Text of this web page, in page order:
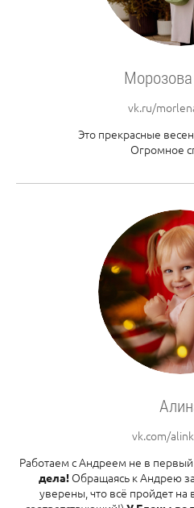
vk.ru/
Это прекрасные
Огромное
vk.com/
Работаем с Андреем не в первый
дела!Обращаясь к Андрею
уверены, что всё пройдет на